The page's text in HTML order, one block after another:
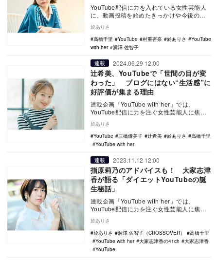
YouTube配信に力を入れている女性芸能人
に、動画投稿を始めたきっかけや今後の展
於ありさ
高橋千里
YouTube 村重杏奈 於ありさ
YouTube
with her
洞澤 佐智子
連載 2024.06.29 12:00
辻希美、YouTubeで「世間の目が変
わった」 ブログにはない“生活感”に
好評価が集まる理由
連載企画「YouTube with her」では、
YouTube配信に力を注ぐ女性芸能人に焦点
於ありさ
YouTube
三橋優美子 辻希美 於ありさ
高橋千里
YouTube with her
連載 2023.11.12 12:00
指原莉乃のアドバイスも！ 大家志津
香が語る「ダイエットYouTubeの誕
生秘話」
連載企画「YouTube with her」では、
YouTube配信に力を注ぐ女性芸能人に焦点
於ありさ
於ありさ
洞澤 佐智子（CROSSOVER）
高橋千里
YouTube with her
大家志津香の41ch
大家志津香
YouTube